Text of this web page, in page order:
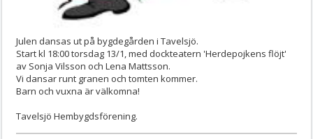
Julen dansas ut på bygdegården i Tavelsjö.
Start kl 18:00 torsdag 13/1, med dockteatern 'Herdepojkens flöjt'
av Sonja Vilsson och Lena Mattsson.
Vi dansar runt granen och tomten kommer.
Barn och vuxna är välkomna!
Tavelsjö Hembygdsförening.